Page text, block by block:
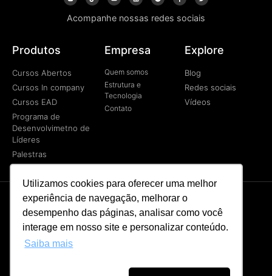
Utilizamos cookies para oferecer uma melhor
experiência de navegação, melhorar o
desempenho das páginas, analisar como você
interage em nosso site e personalizar conteúdo.
Saiba mais
Acompanhe nossas redes sociais
Produtos
Cursos Abertos
Cursos In company
Cursos EAD
Programa de
Desenvolvimetno de
Líderes
Palestras
Empresa
Quem somos
Estrutura e
Tecnologia
Contato
Explore
Blog
Redes sociais
Vídeos
CR BASSO © Todos os direitos reservados